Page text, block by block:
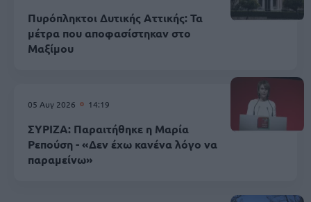
Πυρόπληκτοι Δυτικής Αττικής: Τα
μέτρα που αποφασίστηκαν στο
Μαξίμου
05 Αυγ 2026 14:19
ΣΥΡΙΖΑ: Παραιτήθηκε η Μαρία
Ρεπούση - «Δεν έχω κανένα λόγο να
παραμείνω»